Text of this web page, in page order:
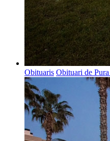
Obituaris Obituari de